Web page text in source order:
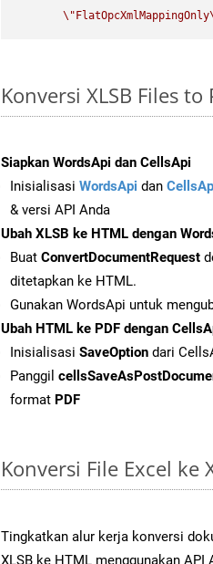
\" FlatOpcXmlMappingOnly
Konversi XLSB Files
Siapkan WordsApi dan CellsApi
Inisialisasi WordsApi dan
& versi API Anda
Ubah XLSB ke HTML dengan
Buat ConvertDocumentRequest
ditetapkan ke HTML.
Gunakan WordsApi untuk
Ubah HTML ke PDF dengan
Inisialisasi SaveOption dari
Panggil
format PDF
Konversi File Excel ke
Tingkatkan alur kerja konversi
XLSB ke HTML menggunakan